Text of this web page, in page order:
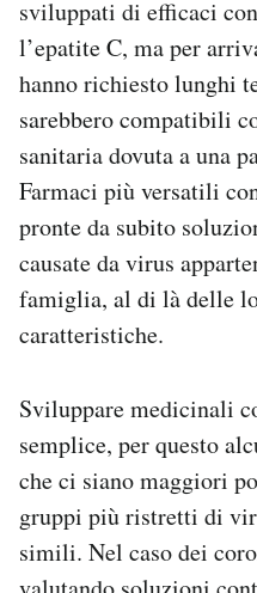
sviluppati di efficaci
l’epatite C, ma per
hanno richiesto lunghi
sarebbero compatibili
sanitaria dovuta a una
Farmaci più versatili
pronte da subito
causate da virus
famiglia, al di là delle
caratteristiche.
Sviluppare medicinali
semplice, per questo
che ci siano maggiori
gruppi più ristretti di
simili. Nel caso dei